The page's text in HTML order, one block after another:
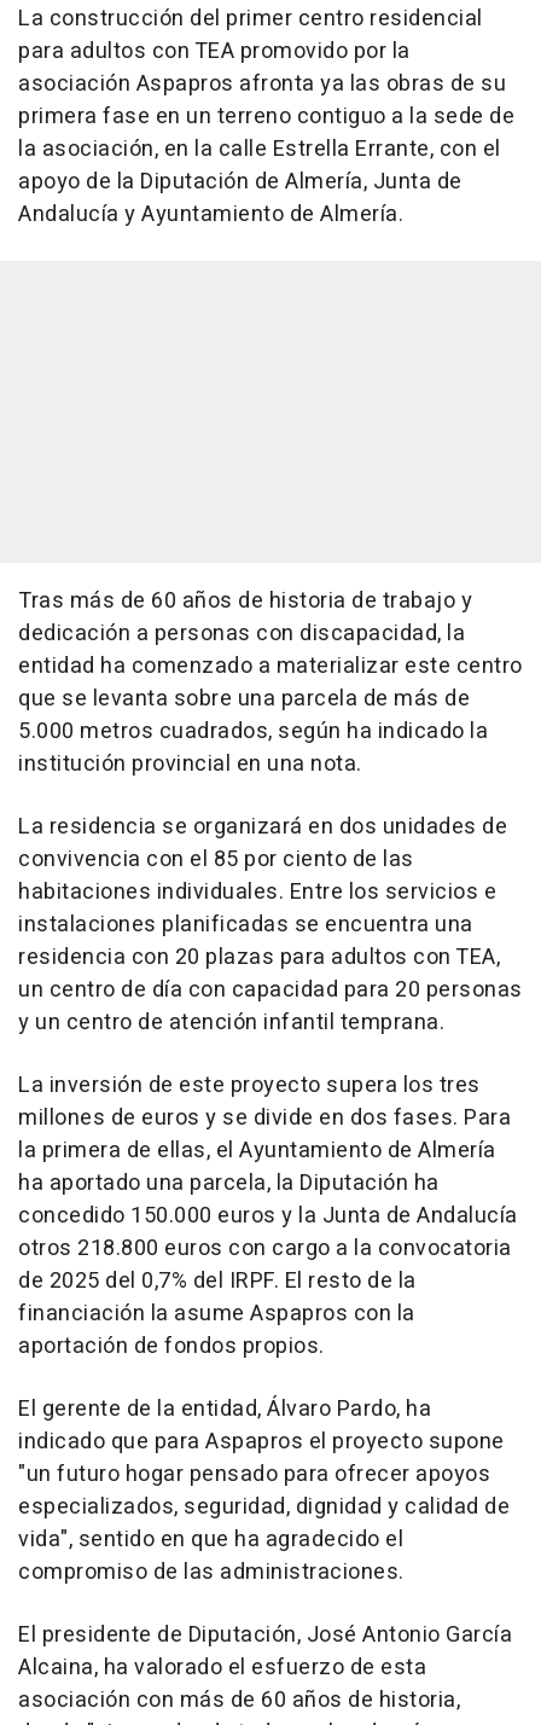
La construcción del primer centro residencial
para adultos con TEA promovido por la
asociación Aspapros afronta ya las obras de su
primera fase en un terreno contiguo a la sede de
la asociación, en la calle Estrella Errante, con el
apoyo de la Diputación de Almería, Junta de
Andalucía y Ayuntamiento de Almería.
Tras más de 60 años de historia de trabajo y
dedicación a personas con discapacidad, la
entidad ha comenzado a materializar este centro
que se levanta sobre una parcela de más de
5.000 metros cuadrados, según ha indicado la
institución provincial en una nota.
La residencia se organizará en dos unidades de
convivencia con el 85 por ciento de las
habitaciones individuales. Entre los servicios e
instalaciones planificadas se encuentra una
residencia con 20 plazas para adultos con TEA,
un centro de día con capacidad para 20 personas
y un centro de atención infantil temprana.
La inversión de este proyecto supera los tres
millones de euros y se divide en dos fases. Para
la primera de ellas, el Ayuntamiento de Almería
ha aportado una parcela, la Diputación ha
concedido 150.000 euros y la Junta de Andalucía
otros 218.800 euros con cargo a la convocatoria
de 2025 del 0,7% del IRPF. El resto de la
financiación la asume Aspapros con la
aportación de fondos propios.
El gerente de la entidad, Álvaro Pardo, ha
indicado que para Aspapros el proyecto supone
"un futuro hogar pensado para ofrecer apoyos
especializados, seguridad, dignidad y calidad de
vida", sentido en que ha agradecido el
compromiso de las administraciones.
El presidente de Diputación, José Antonio García
Alcaina, ha valorado el esfuerzo de esta
asociación con más de 60 años de historia,